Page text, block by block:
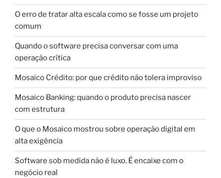
O erro de tratar alta escala como se fosse um projeto
comum
Quando o software precisa conversar com uma
operação crítica
Mosaico Crédito: por que crédito não tolera improviso
Mosaico Banking: quando o produto precisa nascer
com estrutura
O que o Mosaico mostrou sobre operação digital em
alta exigência
Software sob medida não é luxo. É encaixe com o
negócio real